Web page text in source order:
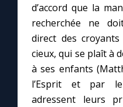
d’accord que la
recherchée ne
direct des
cieux, qui se plaît à
à ses enfants
l’Esprit et par
adressent leurs